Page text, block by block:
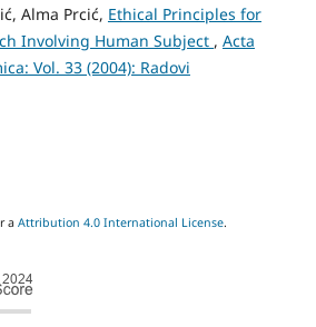
Alma Prcić, Ethical Principles for
Involving Human Subject , Acta
Vol. 33 (2004): Radovi
a Attribution 4.0 International License.